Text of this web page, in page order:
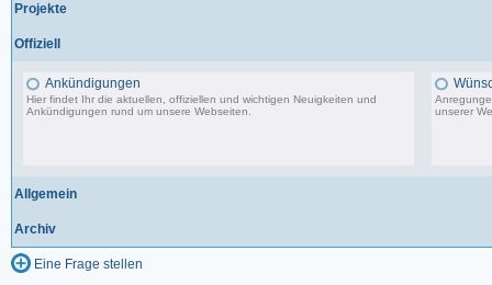
Projekte
Offiziell
Ankündigungen
Hier findet Ihr die aktuellen, offiziellen und wichtigen Neuigkeiten und
Ankündigungen rund um unsere Webseiten.
unserer
Allgemein
Archiv
Eine Frage stellen